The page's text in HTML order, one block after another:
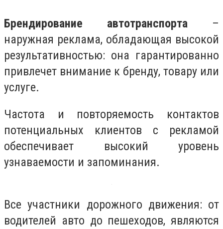
Брендирование автотранспорта –
наружная реклама, обладающая высокой
результативностью: она гарантированно
привлечет внимание к бренду, товару или
услуге.
Частота и повторяемость контактов
потенциальных клиентов с рекламой
обеспечивает высокий уровень
узнаваемости и запоминания.
Все участники дорожного движения: от
водителей авто до пешеходов, являются